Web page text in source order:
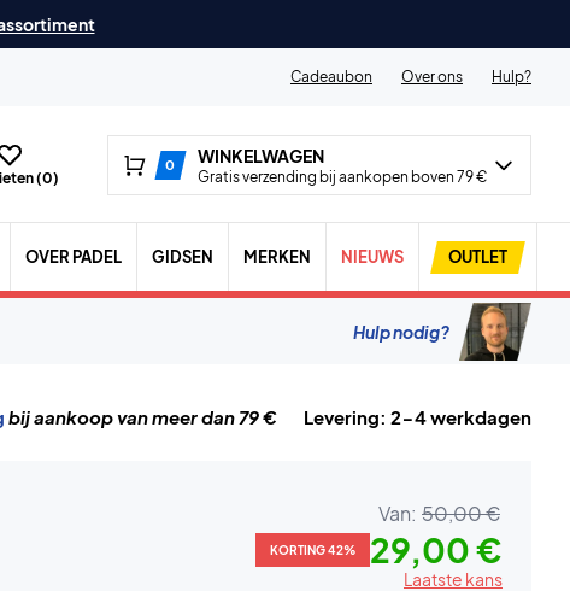
Cadeaubon Over ons Hulp?
(0)
0 WINKELWAGEN
Gratis verzending bij aankopen boven 79 €
OVER PADEL GIDSEN MERKEN NIEUWS OUTLET
Hulp nodig?
bij aankoop van meer dan 79 € Levering: 2-4 werkdagen
Van: 50,00 €
KORTING 42% 29,00 €
Laatste kans